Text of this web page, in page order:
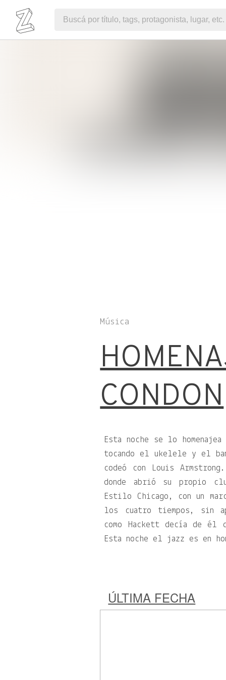
Música
CONDON
Esta noche se lo
tocando el ukelele y el
codeó con Louis
donde abrió su propio
Estilo Chicago, con un
los cuatro tiempos, sin
como Hackett decía de
Esta noche el jazz es en
ÚLTIMA FECHA